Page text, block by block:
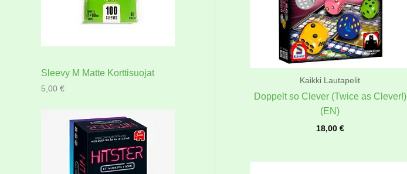
Sleevy M Matte Korttisuojat
5,00 €
Kaikki Lautapelit
Doppelt so Clever (Twice as Clever!)
(EN)
18,00 €